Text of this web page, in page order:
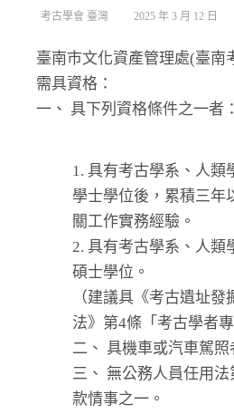
考古學會 臺灣 2025 年 3 月 12 日
臺南市文化資產管理處(臺南
需具資格：
一、 具下列資格條件之一者：
具有考古學系、人類
學士學位後，累積三年
關工作實務經驗。
具有考古學系、人類
碩士學位。
（建議具《考古遺址
法》第4條「考古學者專
二、 具機車或汽車駕照
三、 無公務人員任用
款情事之一。